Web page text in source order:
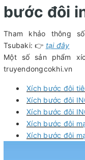
bước đôi
Tham khảo thông
Tsubaki: 👉 tại đây
Một số sản phẩm
truyendongcokhi.vn
Xích bước đôi
Xích bước đôi
Xích bước đôi
Xích bước đôi
Xích bước đôi